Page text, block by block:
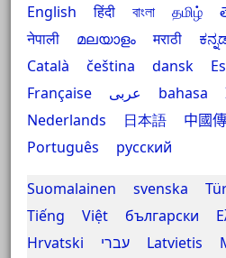
English हिंदी বাংলা தமிழ்
नेपाली
മലയാളം मराठी
Català
čeština dansk
Française
عربى bahasa
Nederlands
日本語 中國
Português
русский
Suomalainen svenska
Tiếng Việt
български
Hrvatski
עברי Latvietis